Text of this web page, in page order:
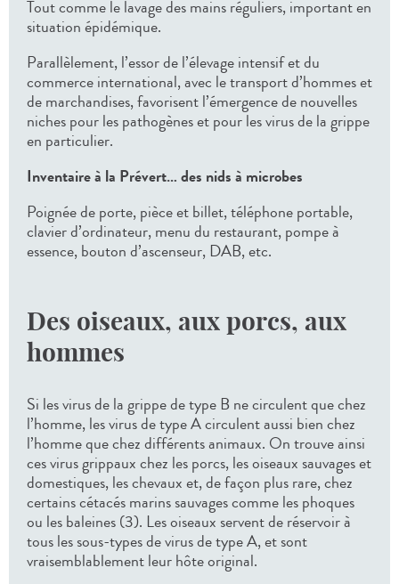
Tout comme le lavage des mains réguliers, important en
situation épidémique.
Parallèlement, l’essor de l’élevage intensif et du
commerce international, avec le transport d’hommes et
de marchandises, favorisent l’émergence de nouvelles
niches pour les pathogènes et pour les virus de la grippe
en particulier.
Inventaire à la Prévert… des nids à microbes
Poignée de porte, pièce et billet, téléphone portable,
clavier d’ordinateur, menu du restaurant, pompe à
essence, bouton d’ascenseur, DAB, etc.
Des oiseaux, aux porcs, aux
hommes
Si les virus de la grippe de type B ne circulent que chez
l’homme, les virus de type A circulent aussi bien chez
l’homme que chez différents animaux. On trouve ainsi
ces virus grippaux chez les porcs, les oiseaux sauvages et
domestiques, les chevaux et, de façon plus rare, chez
certains cétacés marins sauvages comme les phoques
ou les baleines (3). Les oiseaux servent de réservoir à
tous les sous-types de virus de type A, et sont
vraisemblablement leur hôte original.